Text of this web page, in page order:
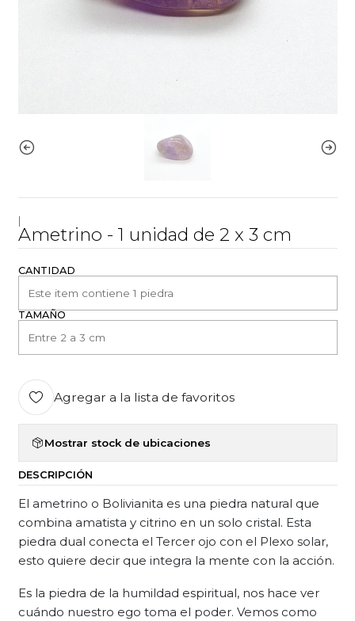
Ametrino - 1 unidad de 2 x 3 cm
CANTIDAD
TAMAÑO
Agregar a la lista de favoritos
Mostrar stock de ubicaciones
DESCRIPCIÓN
El ametrino o Bolivianita es una piedra natural que
combina amatista y citrino en un solo cristal. Esta
piedra dual conecta el Tercer ojo con el Plexo solar,
esto quiere decir que integra la mente con la acción.
Es la piedra de la humildad espiritual, nos hace ver
cuándo nuestro ego toma el poder. Vemos como